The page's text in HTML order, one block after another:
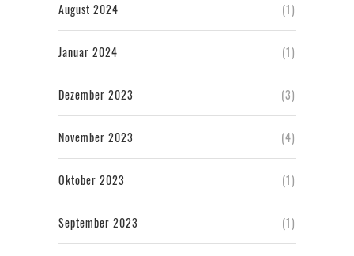
August 2024 (1)
Januar 2024 (1)
Dezember 2023 (3)
November 2023 (4)
Oktober 2023 (1)
September 2023 (1)